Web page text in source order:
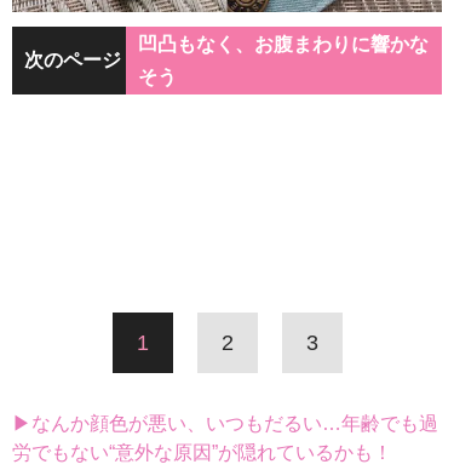
次のページ
凹凸もなく、お腹まわりに響かな
そう
1 2 3
▶なんか顔色が悪い、いつもだるい…年齢でも過
労でもない“意外な原因”が隠れているかも！